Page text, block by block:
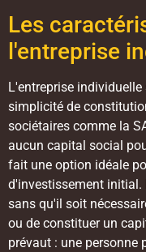
Les
l'entreprise
L'entreprise
simplicité de
sociétaires comme la
aucun capital social
fait une option idéale
d'investissement initial.
sans qu'il soit
ou de constituer un
prévaut : une personne